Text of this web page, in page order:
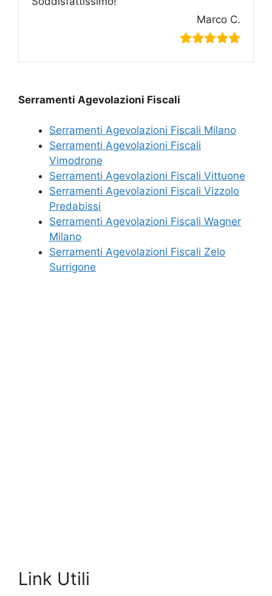
Marco C.
Serramenti Agevolazioni Fiscali
Serramenti Agevolazioni Fiscali Milano
Serramenti Agevolazioni Fiscali
Vimodrone
Serramenti Agevolazioni Fiscali Vittuone
Serramenti Agevolazioni Fiscali Vizzolo
Predabissi
Serramenti Agevolazioni Fiscali Wagner
Milano
Serramenti Agevolazioni Fiscali Zelo
Surrigone
Link Utili